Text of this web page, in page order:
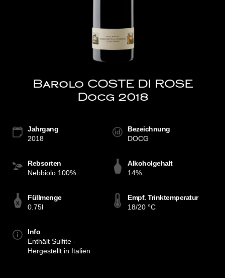
Barolo COSTE DI ROSE
Docg 2018
Jahrgang
2018
Bezeichnung
DOCG
Rebsorten
Nebbiolo 100%
Alkoholgehalt
14%
Füllmenge
0.75l
Empf. Trinktemperatur
18/20 °C
Info
Enthält Sulfite -
Hergestellt in Italien